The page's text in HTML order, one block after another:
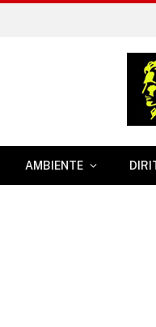
AMBIENTE